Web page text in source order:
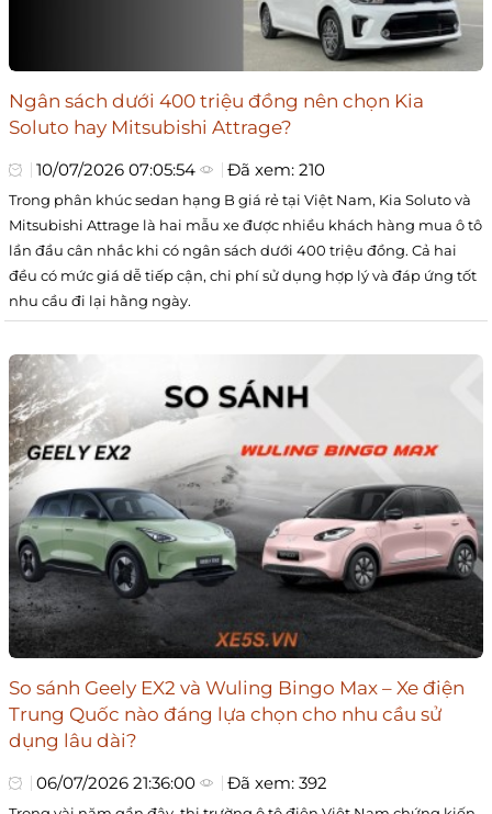
Ngân sách dưới 400 triệu đồng nên chọn Kia
Soluto hay Mitsubishi Attrage?
10/07/2026 07:05:54 Đã xem: 210
Trong phân khúc sedan hạng B giá rẻ tại Việt Nam, Kia Soluto và
Mitsubishi Attrage là hai mẫu xe được nhiều khách hàng mua ô tô
lần đầu cân nhắc khi có ngân sách dưới 400 triệu đồng. Cả hai
đều có mức giá dễ tiếp cận, chi phí sử dụng hợp lý và đáp ứng tốt
nhu cầu đi lại hằng ngày.
So sánh Geely EX2 và Wuling Bingo Max – Xe điện
Trung Quốc nào đáng lựa chọn cho nhu cầu sử
dụng lâu dài?
06/07/2026 21:36:00 Đã xem: 392